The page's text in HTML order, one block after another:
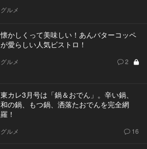
グルメ
懐かしくって美味しい！あんバターコッペ
が愛らしい人気ビストロ！
グルメ 2
東カレ3月号は「鍋＆おでん」。辛い鍋、
和の鍋、もつ鍋、洒落たおでんを完全網
羅！
グルメ 16